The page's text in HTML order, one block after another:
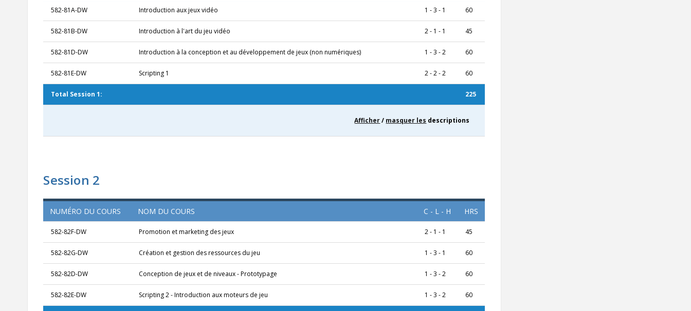
582-81A-DW Introduction aux jeux vidéo 1 - 3 - 1 60
582-81B-DW Introduction à l'art du jeu vidéo 2 - 1 - 1 45
582-81D-DW Introduction à la conception et au développement de jeux (non numériques) 1 - 3 - 2 60
582-81E-DW Scripting 1 2 - 2 - 2 60
Total Session 1: 225
Afficher/ masquer les descriptions
Session 2
NUMÉRO DU COURS NOM DU COURS C - L - H HRS
582-82F-DW Promotion et marketing des jeux 2 - 1 - 1 45
582-82G-DW Création et gestion des ressources du jeu 1 - 3 - 1 60
582-82D-DW Conception de jeux et de niveaux - Prototypage 1 - 3 - 2 60
582-82E-DW Scripting 2 - Introduction aux moteurs de jeu 1 - 3 - 2 60